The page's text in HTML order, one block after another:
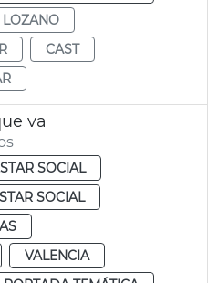
LOZANO
CAST
va
SOCIAL
SOCIAL
VALENCIA